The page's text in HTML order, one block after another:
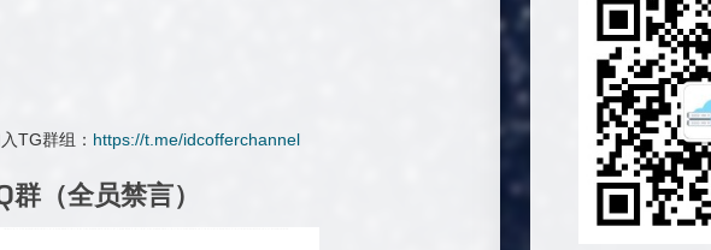
TG群组： https://t.me/idcofferchannel
群（全员禁言）